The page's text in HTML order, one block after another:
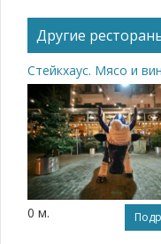
Другие
Стейкхаус. Мясо и
0 м.